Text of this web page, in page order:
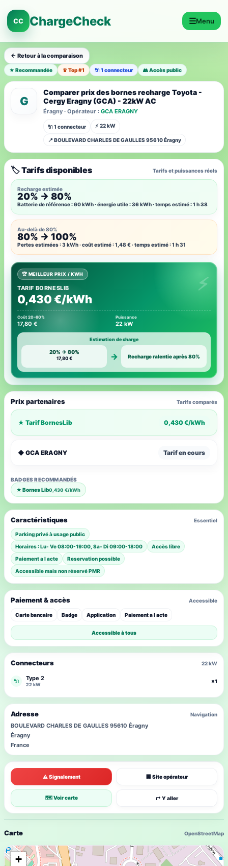
CC ChargeCheck ☰Menu
← Retour à la comparaison
★ Recommandée ♛ Top #1 🔌 1 connecteur 👥 Accès public
G
Comparer prix des bornes recharge Toyota -
Cergy Eragny (GCA) - 22kW AC
Éragny · Opérateur : GCA ERAGNY
🔌 1 connecteur ⚡ 22 kW
📍 BOULEVARD CHARLES DE GAULLES 95610 Éragny
Carte OpenStreetMap
+
🏷️ Tarifs disponibles Tarifs et puissances réels
Recharge estimée
20% → 80%
Batterie de référence : 60 kWh · énergie utile : 36 kWh · temps estimé : 1 h 38
Au-delà de 80%
80% → 100%
Pertes estimées : 3 kWh · coût estimé : 1,48 € · temps estimé : 1 h 31
🏆 MEILLEUR PRIX / KWH
TARIF BORNESLIB
0,430 €/kWh
Coût 20–80%
17,80 €
Puissance
22 kW
Estimation de charge
20% → 80%
17,80 € → Recharge ralentie après 80%
Prix partenaires Tarifs comparés
★ Tarif BornesLib 0,430 €/kWh
◆ GCA ERAGNY Tarif en cours
BADGES RECOMMANDÉS
★ Bornes Lib0,430 €/kWh
⚠ Signalement 🏢 Site opérateur
🗺 Voir carte ↱ Y aller
Caractéristiques Essentiel
Parking privé à usage public
Horaires : Lu- Ve 08:00-19:00, Sa- Di 09:00-18:00
Accès libre
Paiement a l acte
Reservation possible
Accessible mais non réservé PMR
Connecteurs 22 kW
🔌 Type 2
22 kW
×1
Paiement & accès Accessible
Carte bancaire Badge Application Paiement a l acte
Accessible à tous
Adresse Navigation
BOULEVARD CHARLES DE GAULLES 95610 Éragny
Éragny
France